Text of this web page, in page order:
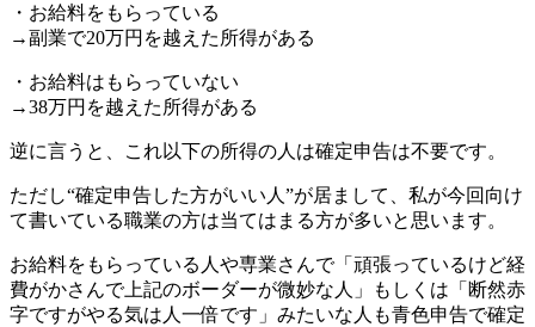
・お給料をもらっている
→副業で20万円を越えた所得がある
・お給料はもらっていない
→38万円を越えた所得がある
逆に言うと、これ以下の所得の人は確定申告は不要です。
ただし“確定申告した方がいい人”が居まして、私が今回向け
て書いている職業の方は当てはまる方が多いと思います。
お給料をもらっている人や専業さんで「頑張っているけど経
費がかさんで上記のボーダーが微妙な人」もしくは「断然赤
字ですがやる気は人一倍です」みたいな人も青色申告で確定